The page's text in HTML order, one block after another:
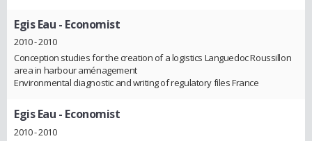
Egis Eau - Economist
2010 - 2010
Conception studies for the creation of a logistics Languedoc Roussillon
area in harbour aménagement
Environmental diagnostic and writing of regulatory files France
Egis Eau - Economist
2010 - 2010